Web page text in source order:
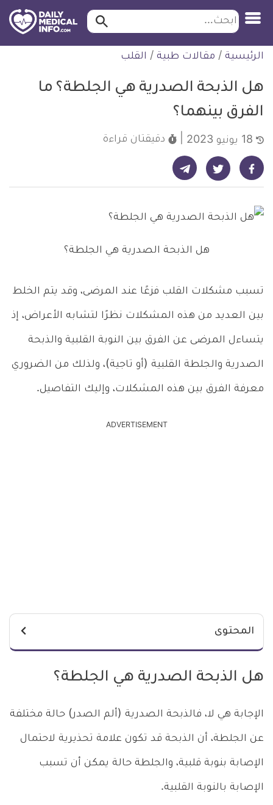
التخطي
للمحتوى
ابحث ابحث…
الرئيسية / مقالات طبية / القلب
هل الذبحة الصدرية هي الجلطة؟ ما
الفرق بينهما؟
دقيقتان قراءة
شارك على فيسبوك - ديلي ميديكال انفو شارك على تويتر - ديلي ميديكال انفو شارك على تيليجرام - ديلي ميديكال انفو
هل الذبحة الصدرية هي الجلطة؟
تسبب مشكلات القلب فزعًا عند المرضى، وقد يتم الخلط
بين العديد من هذه المشكلات نظرًا لتشابه الأعراض، إذ
يتساءل المرضى عن الفرق بين النوبة القلبية والذبحة
الصدرية والجلطة القلبية (أو تاجية)، ولذلك من الضروري
معرفة الفرق بين هذه المشكلات، وإليك التفاصيل.
ADVERTISEMENT
المحتوى
هل الذبحة الصدرية هي الجلطة؟
الإجابة هي لا، فالذبحة الصدرية (ألم الصدر) حالة مختلفة
عن الجلطة، أن الذبحة قد تكون علامة تحذيرية لاحتمال
الإصابة بنوبة قلبية، والجلطة حالة يمكن أن تسبب
الإصابة بالنوبة القلبية.